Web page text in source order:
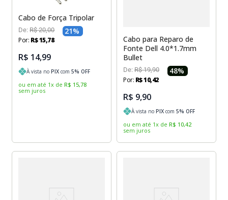
Cabo de Força Tripolar
De:R$ 20,00 21%
Por: R$15,78
R$ 14,99
À vista noPIX com5% OFF
ou em até 1x de R$ 15,78
sem juros
Cabo para Reparo de
Fonte Dell 4.0*1.7mm
Bullet
De: R$ 19,90 48%
Por: R$10,42
R$ 9,90
À vista no PIX com 5% OFF
ou em até 1x de R$ 10,42
sem juros